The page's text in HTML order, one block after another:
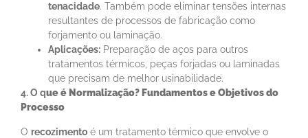
tenacidade. Também pode eliminar tensões internas
resultantes de processos de fabricação como
forjamento ou laminação.
Aplicações: Preparação de aços para outros
tratamentos térmicos, peças forjadas ou laminadas
que precisam de melhor usinabilidade.
4. O que é Normalização? Fundamentos e Objetivos do
Processo
O recozimento é um tratamento térmico que envolve o